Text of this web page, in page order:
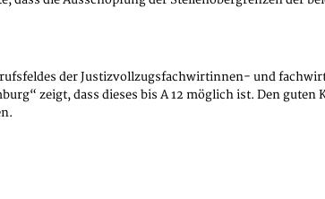
der Justizvollzugsfachwirtinnen- und
zeigt, dass dieses bis A 12 möglich ist. Den